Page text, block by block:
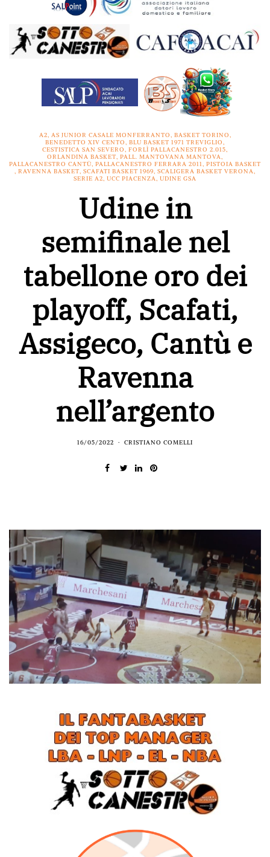
A2, AS JUNIOR CASALE MONFERRANTO, BASKET TORINO,
BENEDETTO XIV CENTO, BLU BASKET 1971 TREVIGLIO,
CESTISTICA SAN SEVERO, FORLÌ PALLACANESTRO 2.015,
ORLANDINA BASKET, PALL. MANTOVANA MANTOVA,
PALLACANESTRO CANTÙ, PALLACANESTRO FERRARA 2011, PISTOIA BASKET
, RAVENNA BASKET, SCAFATI BASKET 1969, SCALIGERA BASKET VERONA,
SERIE A2, UCC PIACENZA, UDINE GSA
Udine in
semifinale nel
tabellone oro dei
playoff, Scafati,
Assigeco, Cantù e
Ravenna
nell’argento
16/05/2022 CRISTIANO COMELLI